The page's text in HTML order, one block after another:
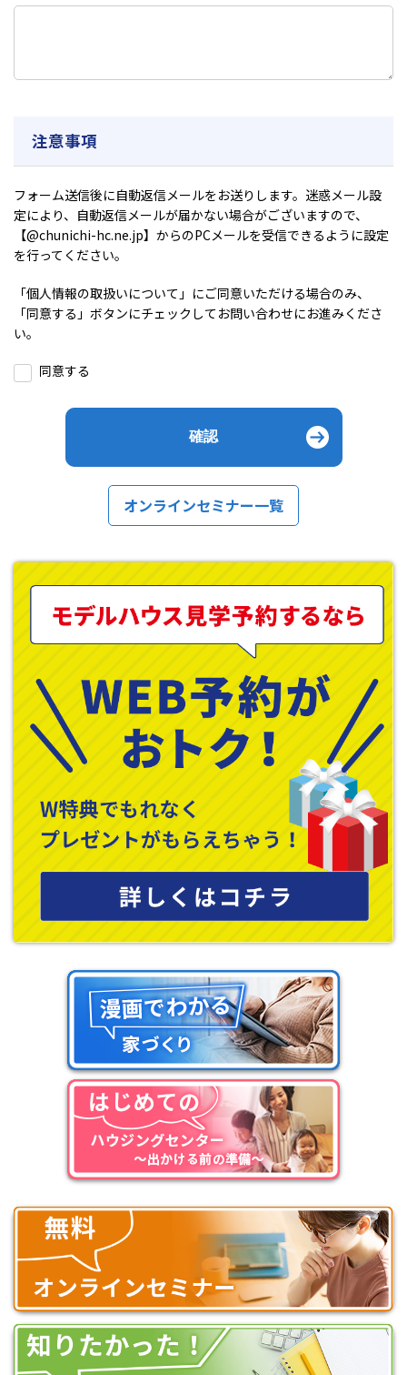
注意事項
フォーム送信後に自動返信メールをお送りします。迷惑メール設
定により、自動返信メールが届かない場合がございますので、
【@chunichi-hc.ne.jp】からのPCメールを受信できるように設定
を行ってください。
「個人情報の取扱いについて 」にご同意いただける場合のみ、
「同意する」ボタンにチェックしてお問い合わせにお進みくださ
い。
同意する
オンラインセミナー一覧